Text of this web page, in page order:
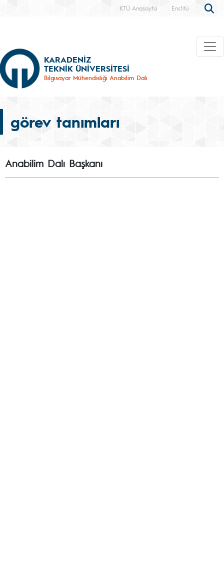
KTÜ Anasayfa Enstitü
KARADENİZ
TEKNİK ÜNİVERSİTESİ
Bilgisayar Mühendisliği Anabilim Dalı
görev tanımları
Anabilim Dalı Başkanı